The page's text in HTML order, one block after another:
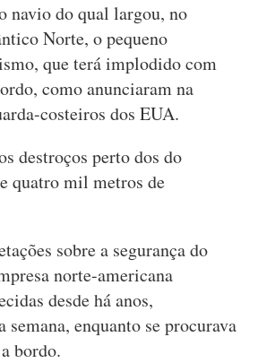
navio do qual largou, no
Norte, o pequeno
que terá implodido com
como anunciaram na
costeiros dos EUA.
destroços perto dos do
quatro mil metros de
sobre a segurança do
norte-americana
desde há anos,
semana, enquanto se procurava
bordo.